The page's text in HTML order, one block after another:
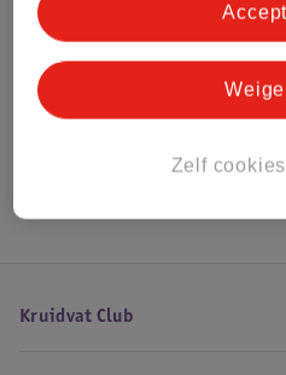
Meer Alle
Hoe controleren wij de reviews?
Kruidvat Club
Zelf